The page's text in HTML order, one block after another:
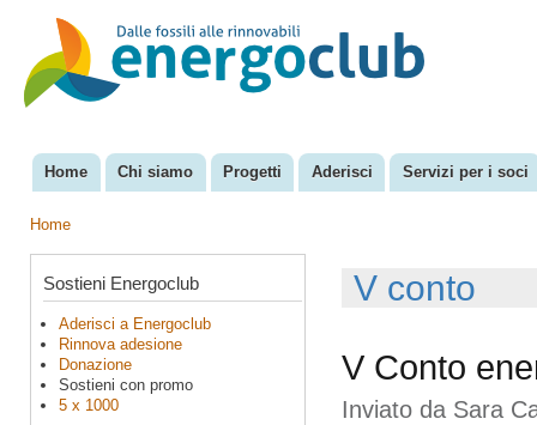
EnergoClub
per la
riconversione
del sistema
Menu principale
Home Chi siamo Progetti Aderisci Servizi per i soci
Home
Sostieni Energoclub
Aderisci a Energoclub
Rinnova adesione
Donazione
Sostieni con promo
5 x 1000
V conto
V Conto
Inviato da Sara